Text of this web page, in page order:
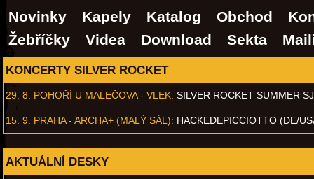
Novinky Kapely Katalog Obchod
Žebříčky
Videa Download Sekta
KONCERTY SILVER ROCKET
29. 8. POHOŘÍ U MALEČOVA - VLEK: SILVER ROCKET SUMMER
15. 9. PRAHA - ARCHA+ (MALÝ SÁL): HACKEDEPICCIOTTO (DE/
AKTUÁLNÍ DESKY